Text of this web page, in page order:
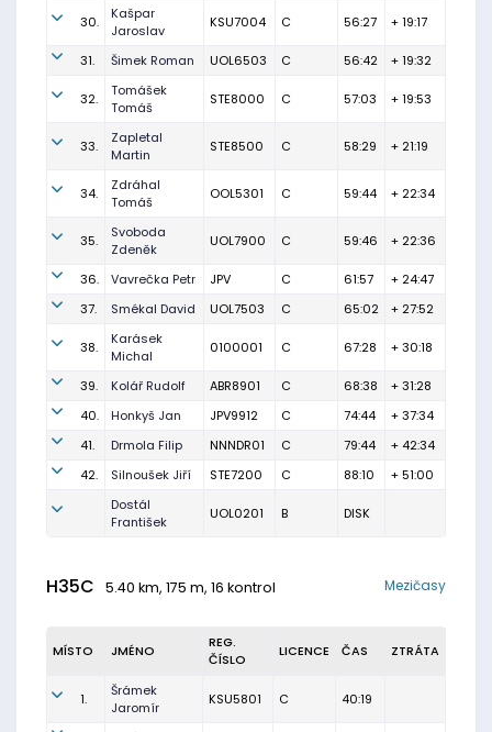
30.
Kašpar
Jaroslav
KSU7004 C 56:27 + 19:17
31. Šimek Roman UOL6503 C 56:42 + 19:32
32.
Tomášek
Tomáš
STE8000 C 57:03 + 19:53
33.
Zapletal
Martin
STE8500 C 58:29 + 21:19
34.
Zdráhal
Tomáš
OOL5301 C 59:44 + 22:34
35.
Svoboda
Zdeněk
UOL7900 C 59:46 + 22:36
36. Vavrečka Petr JPV C 61:57
+ 24:47
37.
Smékal David UOL7503 C 65:02 + 27:52
38.
Karásek
Michal
0100001 C 67:28 + 30:18
39. Kolář Rudolf ABR8901 C 68:38
+ 31:28
40.
Honkyš Jan JPV9912 C 74:44
+ 37:34
41.
Drmola Filip NNNDR01 C 79:44
+ 42:34
42.
Silnoušek Jiří STE7200 C 88:10
+ 51:00
Dostál
František
UOL0201 B DISK
H35C 5.40 km, 175 m, 16 kontrol Mezičasy
MÍSTO JMÉNO
REG.
ČÍSLO
LICENCE ČAS ZTRÁTA
1.
Šrámek
Jaromír
KSU5801 C 40:19